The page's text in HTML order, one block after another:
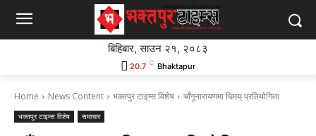
बिहिबार, साउन २१, २०८३
20.7 C Bhaktapur
Home News Content भक्तपुर टाइम्स विशेष चाँगुनारायणमा धिमय् प्रतियोगिता
भक्तपुर टाइम्स विशेष समाचार